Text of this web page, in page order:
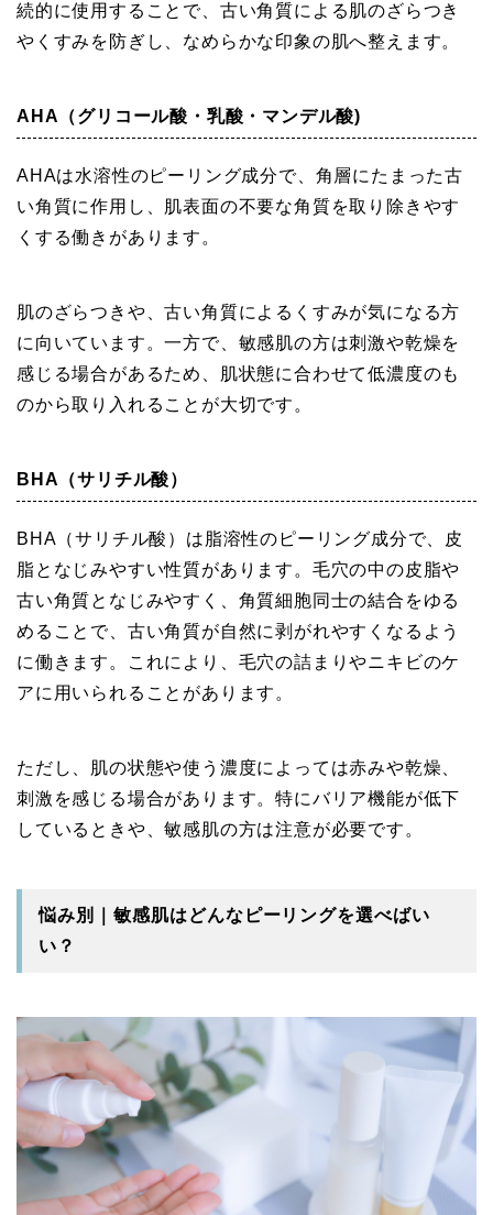
続的に使用することで、古い角質による肌のざらつき
やくすみを防ぎし、なめらかな印象の肌へ整えます。
AHA（グリコール酸・乳酸・マンデル酸)
AHAは水溶性のピーリング成分で、角層にたまった古
い角質に作用し、肌表面の不要な角質を取り除きやす
くする働きがあります。
肌のざらつきや、古い角質によるくすみが気になる方
に向いています。一方で、敏感肌の方は刺激や乾燥を
感じる場合があるため、肌状態に合わせて低濃度のも
のから取り入れることが大切です。
BHA（サリチル酸）
BHA（サリチル酸）は脂溶性のピーリング成分で、皮
脂となじみやすい性質があります。毛穴の中の皮脂や
古い角質となじみやすく、角質細胞同士の結合をゆる
めることで、古い角質が自然に剥がれやすくなるよう
に働きます。これにより、毛穴の詰まりやニキビのケ
アに用いられることがあります。
ただし、肌の状態や使う濃度によっては赤みや乾燥、
刺激を感じる場合があります。特にバリア機能が低下
しているときや、敏感肌の方は注意が必要です。
悩み別｜敏感肌はどんなピーリングを選べばい
い？